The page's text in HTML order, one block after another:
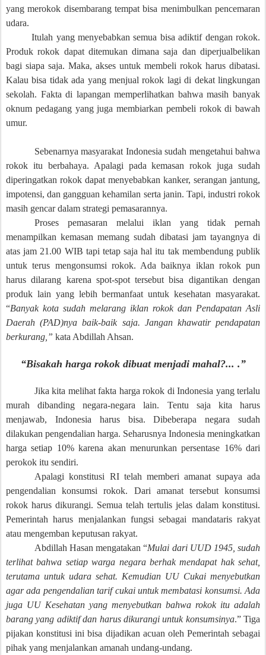
yang merokok disembarang tempat bisa menimbulkan pencemaran
udara.
Itulah yang menyebabkan semua bisa adiktif dengan rokok.
Produk rokok dapat ditemukan dimana saja dan diperjualbelikan
bagi siapa saja. Maka, akses untuk membeli rokok harus dibatasi.
Kalau bisa tidak ada yang menjual rokok lagi di dekat lingkungan
sekolah. Fakta di lapangan memperlihatkan bahwa masih banyak
oknum pedagang yang juga membiarkan pembeli rokok di bawah
umur.
Sebenarnya masyarakat Indonesia sudah mengetahui bahwa
rokok itu berbahaya. Apalagi pada kemasan rokok juga sudah
diperingatkan rokok dapat menyebabkan kanker, serangan jantung,
impotensi, dan gangguan kehamilan serta janin. Tapi, industri rokok
masih gencar dalam strategi pemasarannya.
Proses pemasaran melalui iklan yang tidak pernah
menampilkan kemasan memang sudah dibatasi jam tayangnya di
atas jam 21.00 WIB tapi tetap saja hal itu tak membendung publik
untuk terus mengonsumsi rokok. Ada baiknya iklan rokok pun
harus dilarang karena spot-spot tersebut bisa digantikan dengan
produk lain yang lebih bermanfaat untuk kesehatan masyarakat.
“Banyak kota sudah melarang iklan rokok dan Pendapatan Asli
Daerah (PAD)nya baik-baik saja. Jangan khawatir pendapatan
berkurang,” kata Abdillah Ahsan.
“Bisakah harga rokok dibuat menjadi mahal?... .”
Jika kita melihat fakta harga rokok di Indonesia yang terlalu
murah dibanding negara-negara lain. Tentu saja kita harus
menjawab, Indonesia harus bisa. Dibeberapa negara sudah
dilakukan pengendalian harga. Seharusnya Indonesia meningkatkan
harga setiap 10% karena akan menurunkan persentase 16% dari
perokok itu sendiri.
Apalagi konstitusi RI telah memberi amanat supaya ada
pengendalian konsumsi rokok. Dari amanat tersebut konsumsi
rokok harus dikurangi. Semua telah tertulis jelas dalam konstitusi.
Pemerintah harus menjalankan fungsi sebagai mandataris rakyat
atau mengemban keputusan rakyat.
Abdillah Hasan mengatakan “Mulai dari UUD 1945, sudah
terlihat bahwa setiap warga negara berhak mendapat hak sehat,
terutama untuk udara sehat. Kemudian UU Cukai menyebutkan
agar ada pengendalian tarif cukai untuk membatasi konsumsi. Ada
juga UU Kesehatan yang menyebutkan bahwa rokok itu adalah
barang yang adiktif dan harus dikurangi untuk konsumsinya.” Tiga
pijakan konstitusi ini bisa dijadikan acuan oleh Pemerintah sebagai
pihak yang menjalankan amanah undang-undang.